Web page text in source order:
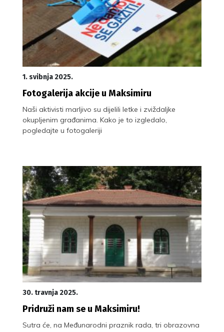
1. svibnja 2025.
Fotogalerija akcije u Maksimiru
Naši aktivisti marljivo su dijelili letke i zviždaljke
okupljenim građanima. Kako je to izgledalo,
pogledajte u fotogaleriji
30. travnja 2025.
Pridruži nam se u Maksimiru!
Sutra će, na Međunarodni praznik rada, tri obrazovna